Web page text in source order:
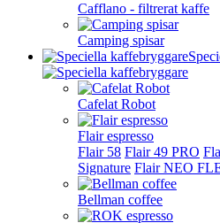
Cafflano - filtrerat kaffe
Camping spisar
Cafelat Robot
Flair espresso
Flair 58 Flair 49 PRO
Signature Flair NEO
Bellman coffee